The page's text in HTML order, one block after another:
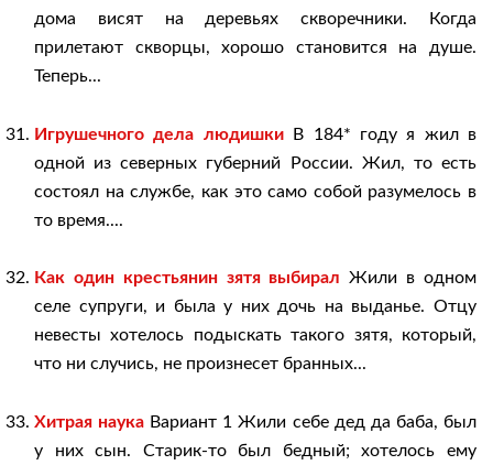
дома висят на деревьях скворечники. Когда
прилетают скворцы, хорошо становится на душе.
Теперь...
Игрушечного дела людишкиВ 184* году я жил в
одной из северных губерний России. Жил, то есть
состоял на службе, как это само собой разумелось в
то время....
Как один крестьянин зятя выбирал Жили в одном
селе супруги, и была у них дочь на выданье. Отцу
невесты хотелось подыскать такого зятя, который,
что ни случись, не произнесет бранных...
Хитрая наука Вариант 1 Жили себе дед да баба, был
у них сын. Старик-то был бедный; хотелось ему